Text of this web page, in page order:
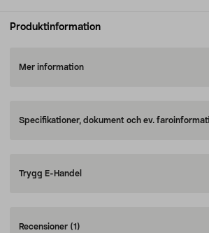
Produktinformation
Mer information
Specifikationer, dokument och ev.
Trygg E-Handel
Recensioner (1)